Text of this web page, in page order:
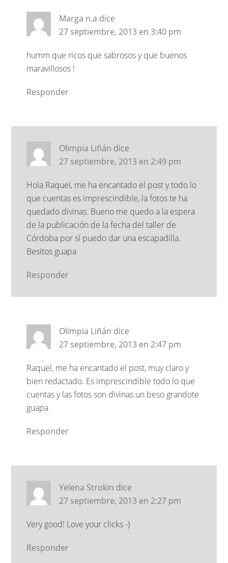
Marga n.a dice
27 septiembre, 2013 en 3:40 pm
humm que ricos que sabrosos y que buenos
maravillosos !
Responder
Olimpia Liñán dice
27 septiembre, 2013 en 2:49 pm
Hola Raquel, me ha encantado el post y todo lo
que cuentas es imprescindible, la fotos te ha
quedado divinas. Bueno me quedo a la espera
de la publicación de la fecha del taller de
Córdoba por sí puedo dar una escapadilla.
Besitos guapa
Responder
Olimpia Liñán dice
27 septiembre, 2013 en 2:47 pm
Raquel, me ha encantado el post, muy claro y
bien redactado. Es imprescindible todo lo que
cuentas y las fotos son divinas.un beso grandote
guapa
Responder
Yelena Strokin dice
27 septiembre, 2013 en 2:27 pm
Very good! Love your clicks -)
Responder